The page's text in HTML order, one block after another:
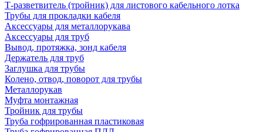
Т-разветвитель (тройник) для листового кабельного лотка
Трубы для прокладки кабеля
Аксессуары для металлорукава
Аксессуары для труб
Вывод, протяжка, зонд кабеля
Держатель для труб
Заглушка для трубы
Колено, отвод, поворот для трубы
Металлорукав
Муфта монтажная
Тройник для трубы
Труба гофрированная пластиковая